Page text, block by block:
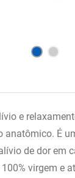
e
É
de dor em
virgem